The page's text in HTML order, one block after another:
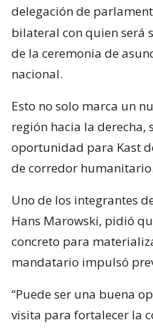
delegación de
bilateral con quien será
de la ceremonia de
nacional.
Esto no solo marca un
región hacia la derecha,
oportunidad para Kast
de corredor humanitario.
Uno de los integrantes
Hans Marowski, pidió
concreto para
mandatario impulsó
“Puede ser una buena
visita para fortalecer la